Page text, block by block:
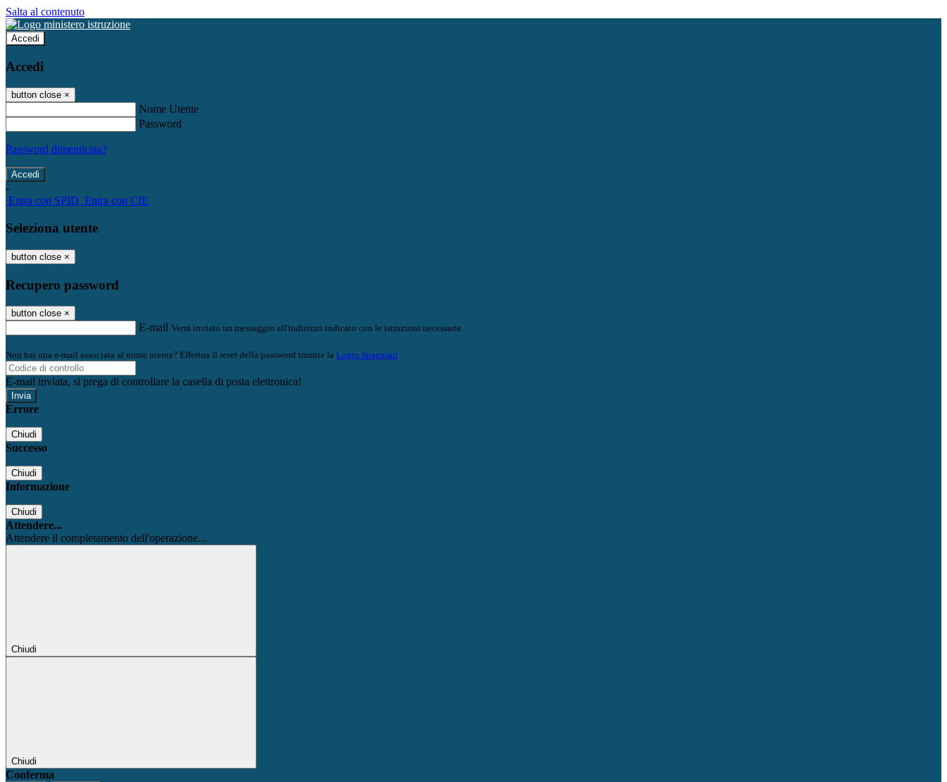
Salta al contenuto
Accedi
Accedi
button close ×
Nome Utente
Password
Password dimenticata?
-
Entra con SPID Entra con CIE
Seleziona utente
button close ×
Recupero password
button close ×
E-mail Verrà inviato un messaggio all'indirizzo indicato con le istruzioni necessarie.
Non hai una e-mail associata al nome utente? Effettua il reset della password tramite la Login Spaggiari
E-mail inviata, si prega di controllare la casella di posta elettronica!
Errore
Chiudi
Successo
Chiudi
Informazione
Chiudi
Attendere...
Attendere il completamento dell'operazione...
Chiudi
Chiudi
Conferma